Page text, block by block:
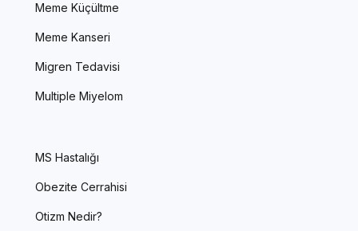
Meme Küçültme
Meme Kanseri
Migren Tedavisi
Multiple Miyelom
MS Hastalığı
Obezite Cerrahisi
Otizm Nedir?